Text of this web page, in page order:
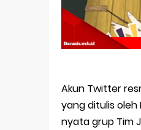
Akun Twitter
yang ditulis oleh
nyata grup Tim